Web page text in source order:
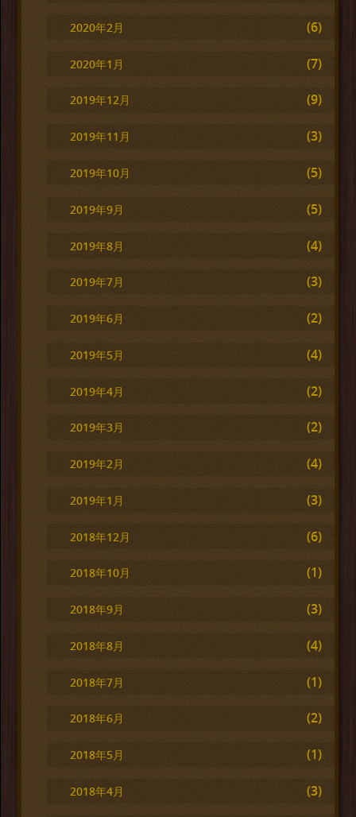
2020年2月 (6)
2020年1月 (7)
2019年12月 (9)
2019年11月 (3)
2019年10月 (5)
2019年9月 (5)
2019年8月 (4)
2019年7月 (3)
2019年6月 (2)
2019年5月 (4)
2019年4月 (2)
2019年3月 (2)
2019年2月 (4)
2019年1月 (3)
2018年12月 (6)
2018年10月 (1)
2018年9月 (3)
2018年8月 (4)
2018年7月 (1)
2018年6月 (2)
2018年5月 (1)
2018年4月 (3)